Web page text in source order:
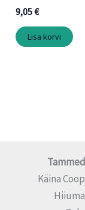
9,05€
Lisa korvi
Käina